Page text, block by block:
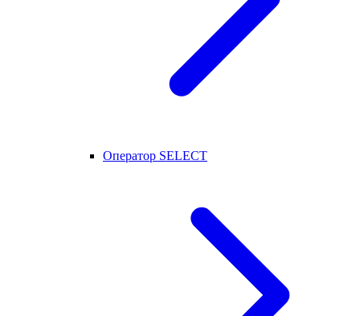
Оператор SELECT